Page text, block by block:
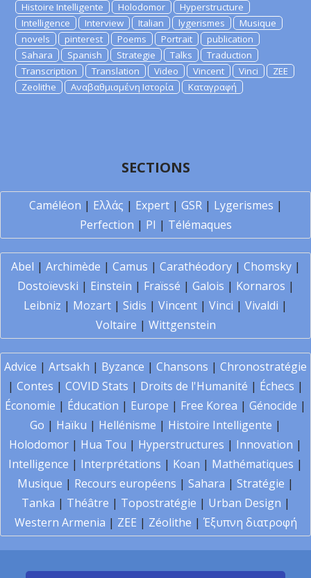
Histoire Intelligente
Holodomor
Hyperstructure
Intelligence
Interview Italian lygerismes
Musique
novels
pinterest Poems Portrait
publication
Sahara
Spanish Strategie Talks
Traduction
Transcription
Translation Video Vincent Vinci
ZEE
Zeolithe
Αναβαθμισμένη Ιστορία Καταγραφή
SECTIONS
Caméléon | Ελλάς | Expert| GSR| Lygerismes |
Perfection | PI | Télémaques
Abel | Archimède | Camus | Carathéodory| Chomsky|
Dostoïevski | Einstein | Fraïssé | Galois | Kornaros |
Leibniz | Mozart | Sidis | Vincent | Vinci | Vivaldi |
Voltaire | Wittgenstein
Advice | Artsakh | Byzance | Chansons | Chronostratégie
| Contes | COVID Stats | Droits de l'Humanité | Échecs |
Économie | Éducation | Europe | Free Korea | Génocide |
Go | Haïku | Hellénisme | Histoire Intelligente |
Holodomor | Hua Tou | Hyperstructures | Innovation |
Intelligence | Interprétations | Koan | Mathématiques |
Musique | Recours européens | Sahara | Stratégie |
Tanka | Théâtre | Topostratégie | Urban Design |
Western Armenia | ZEE | Zéolithe | Έξυπνη διατροφή